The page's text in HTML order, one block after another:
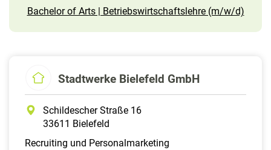
Bachelor of Arts | Betriebswirtschaftslehre (m/w/d)
Stadtwerke Bielefeld GmbH
Schildescher Straße 16
33611 Bielefeld
Recruiting und Personalmarketing